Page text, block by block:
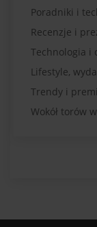
Poradniki i
Recenzje i
Technologia i
Lifestyle,
Trendy i
Wokół torów